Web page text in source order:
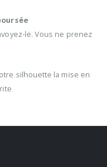
le. Vous ne prenez
silhouette la mise en